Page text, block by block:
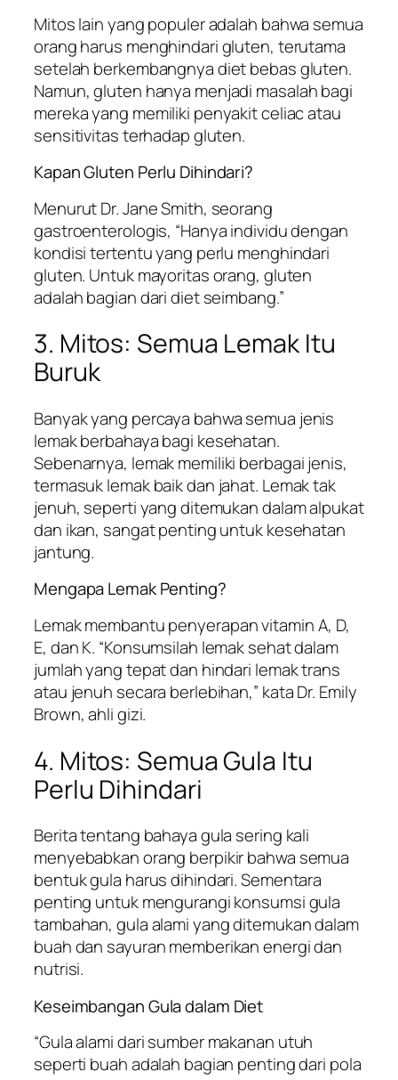
Mitos lain yang populer adalah bahwa semua
orang harus menghindari gluten, terutama
setelah berkembangnya diet bebas gluten.
Namun, gluten hanya menjadi masalah bagi
mereka yang memiliki penyakit celiac atau
sensitivitas terhadap gluten.
Kapan Gluten Perlu Dihindari?
Menurut Dr. Jane Smith, seorang
gastroenterologis, “Hanya individu dengan
kondisi tertentu yang perlu menghindari
gluten. Untuk mayoritas orang, gluten
adalah bagian dari diet seimbang.”
3. Mitos: Semua Lemak Itu
Buruk
Banyak yang percaya bahwa semua jenis
lemak berbahaya bagi kesehatan.
Sebenarnya, lemak memiliki berbagai jenis,
termasuk lemak baik dan jahat. Lemak tak
jenuh, seperti yang ditemukan dalam alpukat
dan ikan, sangat penting untuk kesehatan
jantung.
Mengapa Lemak Penting?
Lemak membantu penyerapan vitamin A, D,
E, dan K. “Konsumsilah lemak sehat dalam
jumlah yang tepat dan hindari lemak trans
atau jenuh secara berlebihan,” kata Dr. Emily
Brown, ahli gizi.
4. Mitos: Semua Gula Itu
Perlu Dihindari
Berita tentang bahaya gula sering kali
menyebabkan orang berpikir bahwa semua
bentuk gula harus dihindari. Sementara
penting untuk mengurangi konsumsi gula
tambahan, gula alami yang ditemukan dalam
buah dan sayuran memberikan energi dan
nutrisi.
Keseimbangan Gula dalam Diet
“Gula alami dari sumber makanan utuh
seperti buah adalah bagian penting dari pola